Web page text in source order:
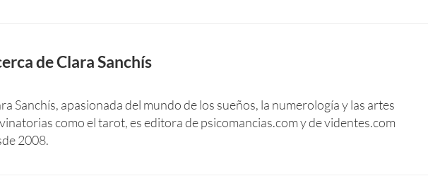
deClara Sanchís
Sanchís, apasionada del mundo de los sueños, la numerología y las artes
como el tarot, es editora de psicomancias.com y de videntes.com
2008.